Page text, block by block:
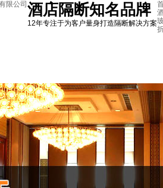
酒店隔断知名品牌
12年专注于为客户量身打造隔断解决方案